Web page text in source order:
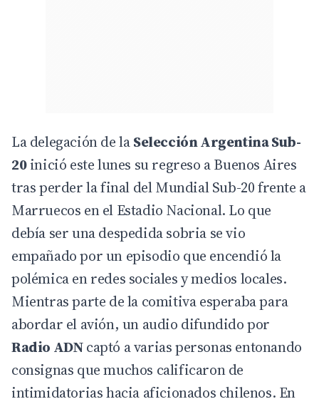
La delegación de laSelección Argentina Sub-
20inició este lunes su regreso a Buenos Aires
tras perder la final del Mundial Sub-20 frente a
Marruecos en el Estadio Nacional. Lo que
debía ser una despedida sobria se vio
empañado por un episodio que encendió la
polémica en redes sociales y medios locales.
Mientras parte de la comitivaesperaba para
abordar el avión, un audio difundido por
Radio ADNcaptó a varias personas entonando
consignas que muchos calificaron de
intimidatorias hacia aficionados chilenos. En